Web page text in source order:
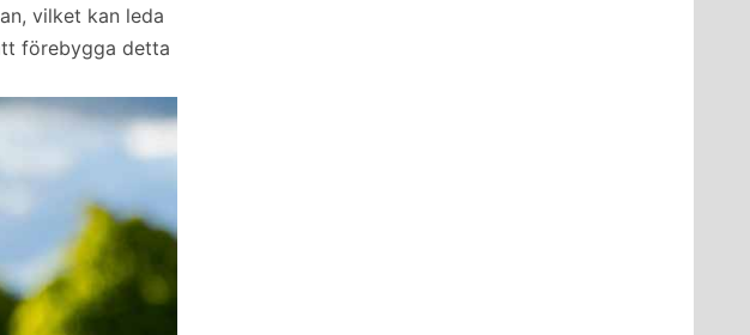
vilket kan leda
förebygga detta